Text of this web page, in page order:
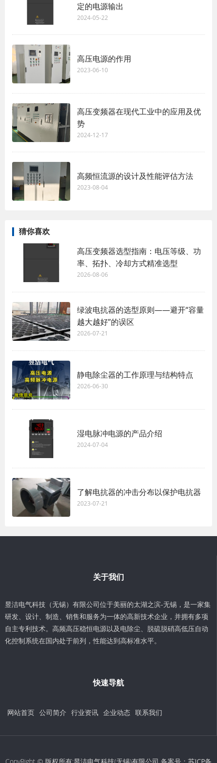
定的电源输出
2024-05-22
高压电源的作用
2023-06-10
高压变频器在现代工业中的应用及优
势
2024-12-17
高频恒流源的设计及性能评估方法
2023-08-04
猜你喜欢
高压变频器选型指南：电压等级、功
率、拓扑、冷却方式精准选型
2026-08-06
绿波电抗器的选型原则——避开“容量
越大越好”的误区
2026-07-21
静电除尘器的工作原理与结构特点
2026-06-30
湿电脉冲电源的产品介绍
2024-07-04
了解电抗器的冲击分布以保护电抗器
2023-07-21
关于我们
昱洁电气科技（无锡）有限公司位于美丽的太湖之滨-无锡，是一家集
研发、设计、制造、销售和服务为一体的高新技术企业，并拥有多项
自主专利技术。高频高压稳恒电源以及电除尘、脱硫脱硝高低压自动
化控制系统在国内处于前列，性能达到高标准水平。
快速导航
网站首页 公司简介 行业资讯 企业动态 联系我们